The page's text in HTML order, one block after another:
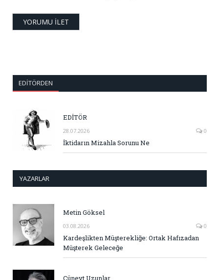
EDITÖRDEN
EDİTÖR
28.07.2026 0
İktidarın Mizahla Sorunu Ne
YAZARLAR
Metin Göksel
03.08.2026 0
Kardeşlikten Müşterekliğe: Ortak Hafızadan
Müşterek Geleceğe
Cüneyt Uzunlar